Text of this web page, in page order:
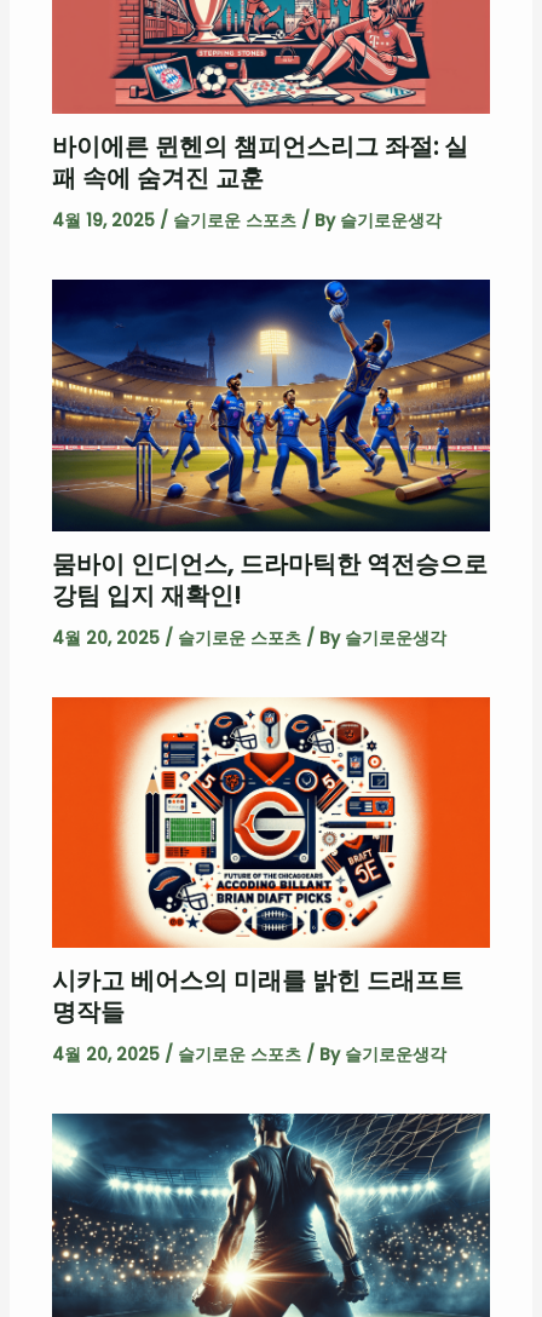
바이에른 뮌헨의 챔피언스리그 좌절: 실
패 속에 숨겨진 교훈
4월 19, 2025 / 슬기로운 스포츠/ By 슬기로운생각
뭄바이 인디언스, 드라마틱한 역전승으로
강팀 입지 재확인!
4월 20, 2025 / 슬기로운 스포츠/ By 슬기로운생각
시카고 베어스의 미래를 밝힌 드래프트
명작들
4월 20, 2025 / 슬기로운 스포츠/ By 슬기로운생각